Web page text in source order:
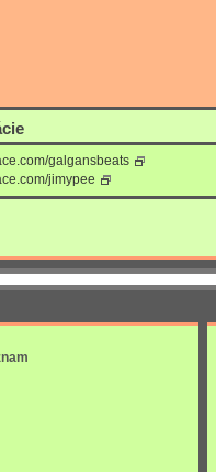
galgansbeats
jimypee